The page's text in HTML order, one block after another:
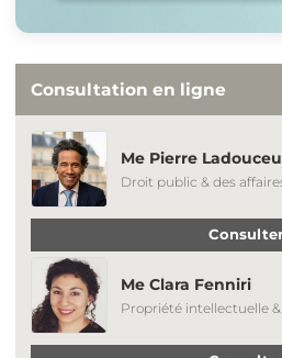
Consultation en ligne
Me Pierre
Droit public & des
Me Clara Fenniri
Propriété intellectuelle